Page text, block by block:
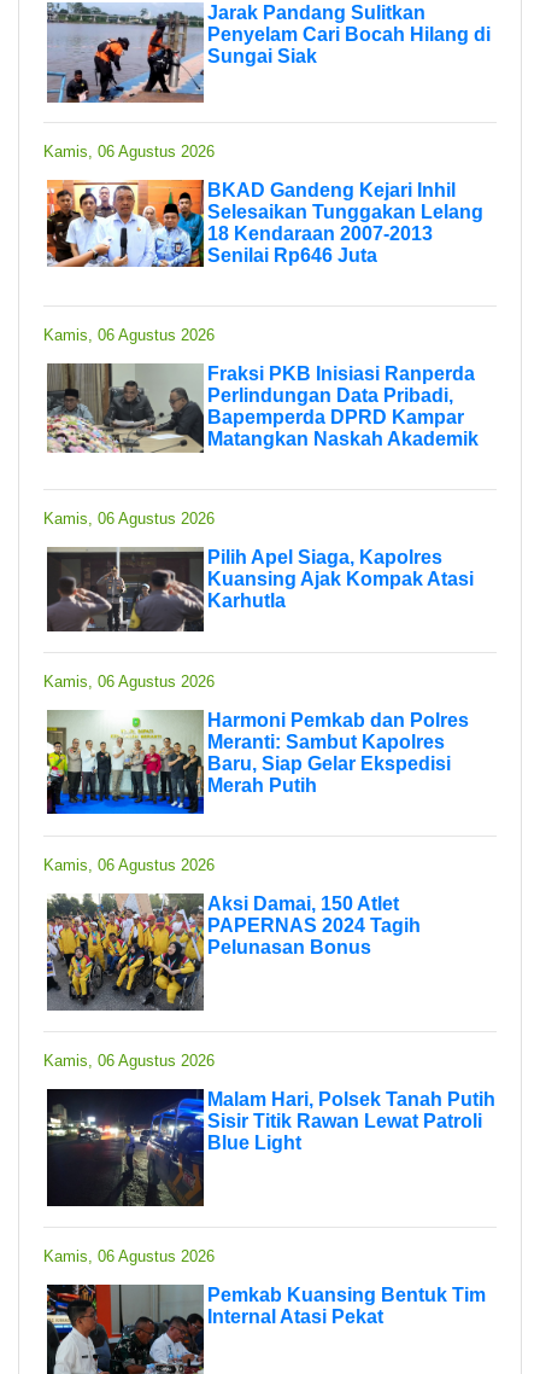
Jarak Pandang Sulitkan
Penyelam Cari Bocah Hilang di
Sungai Siak
Kamis, 06 Agustus 2026
BKAD Gandeng Kejari Inhil
Selesaikan Tunggakan Lelang
18 Kendaraan 2007-2013
Senilai Rp646 Juta
Kamis, 06 Agustus 2026
Fraksi PKB Inisiasi Ranperda
Perlindungan Data Pribadi,
Bapemperda DPRD Kampar
Matangkan Naskah Akademik
Kamis, 06 Agustus 2026
Pilih Apel Siaga, Kapolres
Kuansing Ajak Kompak Atasi
Karhutla
Kamis, 06 Agustus 2026
Harmoni Pemkab dan Polres
Meranti: Sambut Kapolres
Baru, Siap Gelar Ekspedisi
Merah Putih
Kamis, 06 Agustus 2026
Aksi Damai, 150 Atlet
PAPERNAS 2024 Tagih
Pelunasan Bonus
Kamis, 06 Agustus 2026
Malam Hari, Polsek Tanah Putih
Sisir Titik Rawan Lewat Patroli
Blue Light
Kamis, 06 Agustus 2026
Pemkab Kuansing Bentuk Tim
Internal Atasi Pekat